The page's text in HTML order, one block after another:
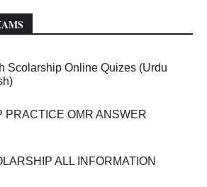
Scolarship Online Quizes (Urdu
PRACTICE OMR ANSWER
ALL INFORMATION